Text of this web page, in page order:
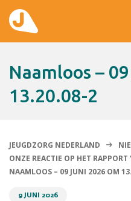
Contact
Naamloos – 09 juni 2026 om
13.20.08-2
JEUGDZORG NEDERLAND
ONZE REACTIE OP HET RAPPORT
NAAMLOOS – 09 JUNI 2026 OM
9 JUNI 2026